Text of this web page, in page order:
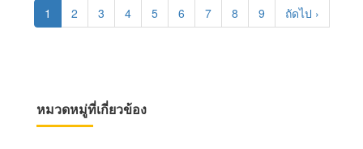
Current
page
1 Page
2 Page
3 Page
4 Page
5 Page
6 Page
7 Page
8 Page
9
Next
page
ถัดไป ›
หมวดหมู่ที่เกี่ยวข้อง